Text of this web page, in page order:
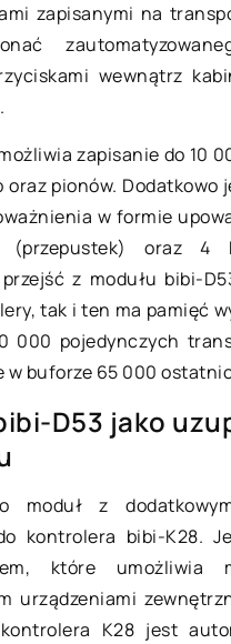
zapisanymi na
wewnątrz
zapisanie do 10
oraz pionów. Dodatkowo
w formie
(przepustek) oraz 4
z modułu bibi-
tak i ten ma pamięć
000 pojedynczych
w buforze 65 000
D53 jako
moduł z
kontrolera bibi-K28.
które umożliwia
urządzeniami
K28 jest